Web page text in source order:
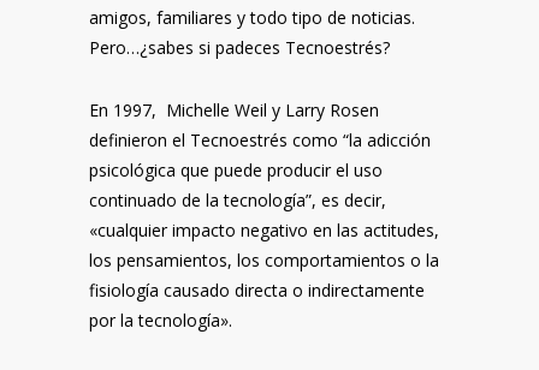
amigos, familiares y todo tipo de noticias.
Pero…¿sabes si padeces Tecnoestrés?
En 1997, Michelle Weil y Larry Rosen
definieron el Tecnoestrés como “la adicción
psicológica que puede producir el uso
continuado de latecnología”, es decir,
«cualquier impacto negativo en las actitudes,
los pensamientos, los comportamientos o la
fisiología causado directa o indirectamente
por la tecnología».